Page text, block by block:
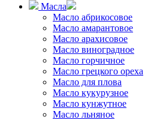
Масла
Масло абрикосовое
Масло амарантовое
Масло арахисовое
Масло виноградное
Масло горчичное
Масло грецкого ореха
Масло для плова
Масло кукурузное
Масло кунжутное
Масло льняное